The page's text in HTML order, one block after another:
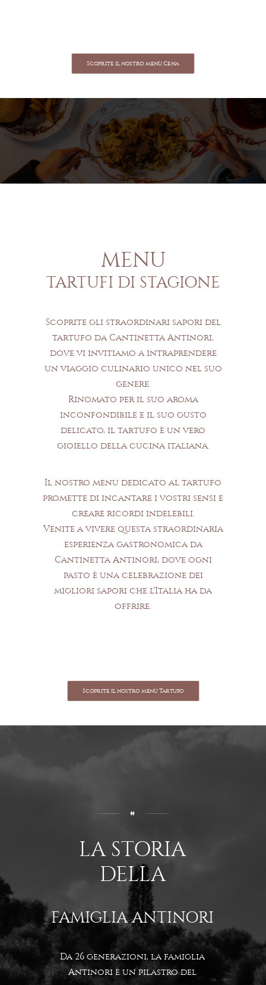
Scoprite il nostro menù Cena
MENU
TARTUFI DI STAGIONE
Scoprite gli straordinari sapori del
tartufo da Cantinetta Antinori,
dove vi invitiamo a intraprendere
un viaggio culinario unico nel suo
genere.
Rinomato per il suo aroma
inconfondibile e il suo gusto
delicato, il tartufo è un vero
gioiello della cucina italiana.
Il nostro menu dedicato al tartufo
promette di incantare i vostri sensi e
creare ricordi indelebili.
Venite a vivere questa straordinaria
esperienza gastronomica da
Cantinetta Antinori, dove ogni
pasto è una celebrazione dei
migliori sapori che l’Italia ha da
offrire.
Scoprite il nostro menù Tartufo
LA STORIA
DELLA
FAMIGLIA ANTINORI
Da 26 generazioni, la famiglia
Antinori è un pilastro del